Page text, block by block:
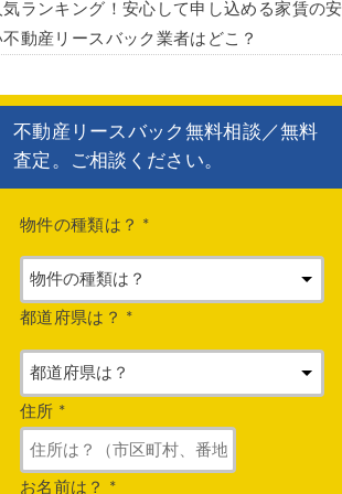
気ランキング！安心して申し込める家賃の安
不動産リースバック業者はどこ？
不動産リースバック無料相談／無料
査定。ご相談ください。
物件の種類は？ *
都道府県は？ *
住所 *
お名前は？ *